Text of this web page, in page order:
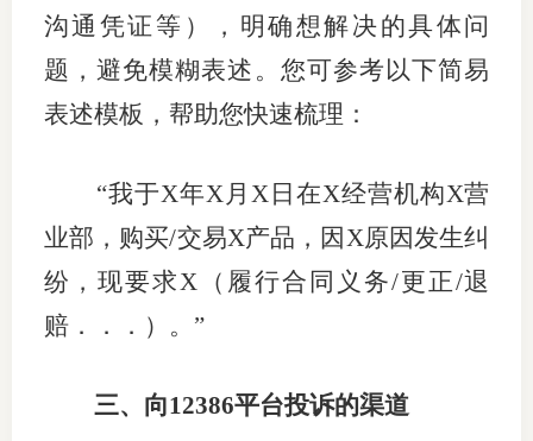
沟通凭证等），明确想解决的具体问
题，避免模糊表述。 您可参考以下简易
表述模板，帮助您快速梳理：
“我于X年X月 X日在X经营机构X营
业部，购买/交易X产品，因X原因发生纠
纷，现要求X （履行合同义务/更正/退
赔．．．）。 ”
三、向12386平台投诉的渠道